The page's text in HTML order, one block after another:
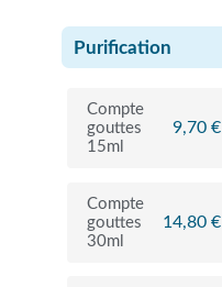
Purification
Compte
gouttes
15ml
9,70 €
Compte
gouttes
30ml
14,80 €